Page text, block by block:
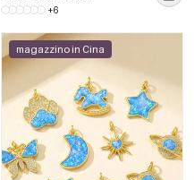
+6
magazzino in Cina